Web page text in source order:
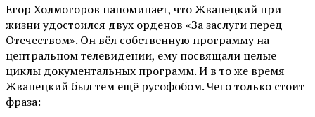
Егор Холмогоров напоминает, что Жванецкий при
жизни удостоился двух орденов «За заслуги перед
Отечеством». Он вёл собственную программу на
центральном телевидении, ему посвящали целые
циклы документальных программ. И в то же время
Жванецкий был тем ещё русофобом. Чего только стоит
фраза: